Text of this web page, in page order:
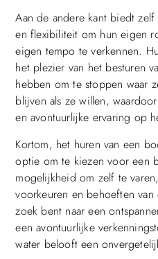
Aan de andere kant biedt
en flexibiliteit om hun eigen
eigen tempo te verkennen.
het plezier van het besturen
hebben om te stoppen waar
blijven als ze willen,
en avontuurlijke ervaring op
Kortom, het huren van een
optie om te kiezen voor een
mogelijkheid om zelf te
voorkeuren en behoeften
zoek bent naar een
een avontuurlijke
water belooft een